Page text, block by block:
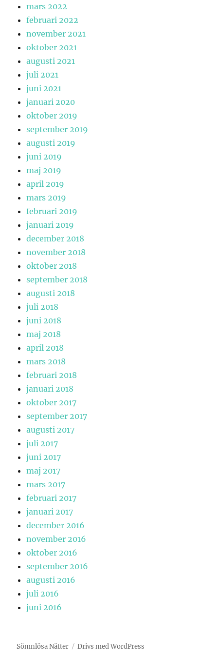
mars 2022
februari 2022
november 2021
oktober 2021
augusti 2021
juli 2021
juni 2021
januari 2020
oktober 2019
september 2019
augusti 2019
juni 2019
maj 2019
april 2019
mars 2019
februari 2019
januari 2019
december 2018
november 2018
oktober 2018
september 2018
augusti 2018
juli 2018
juni 2018
maj 2018
april 2018
mars 2018
februari 2018
januari 2018
oktober 2017
september 2017
augusti 2017
juli 2017
juni 2017
maj 2017
mars 2017
februari 2017
januari 2017
december 2016
november 2016
oktober 2016
september 2016
augusti 2016
juli 2016
juni 2016
Sömnlösa Nätter Drivs med WordPress